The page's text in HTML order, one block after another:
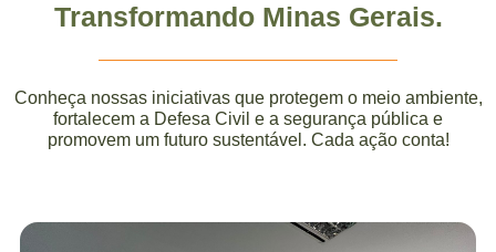
Transformando Minas Gerais.
Conheça nossas iniciativas que protegem o meio ambiente,
fortalecem a Defesa Civil e a segurança pública e
promovem um futuro sustentável. Cada ação conta!